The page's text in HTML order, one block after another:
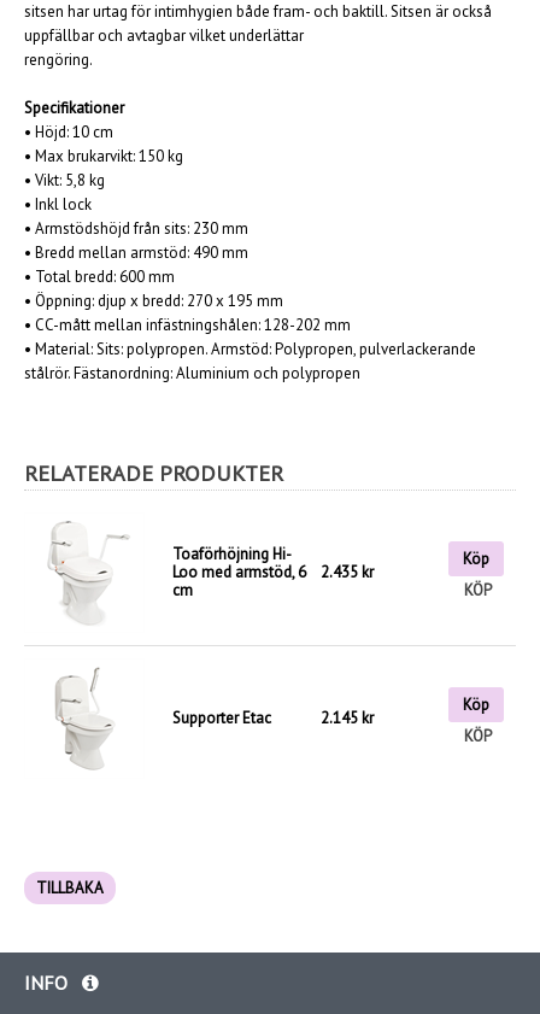
sitsen har urtag för intimhygien både fram- och baktill. Sitsen är också
uppfällbar och avtagbar vilket underlättar
rengöring.
Specifikationer
• Höjd: 10 cm
• Max brukarvikt: 150 kg
• Vikt: 5,8 kg
• Inkl lock
• Armstödshöjd från sits: 230 mm
• Bredd mellan armstöd: 490 mm
• Total bredd: 600 mm
• Öppning: djup x bredd: 270 x 195 mm
• CC-mått mellan infästningshålen:128-202 mm
• Material: Sits: polypropen. Armstöd: Polypropen, pulverlackerande
stålrör. Fästanordning: Aluminium och polypropen
RELATERADE PRODUKTER
Toaförhöjning Hi-
Loo med armstöd, 6
cm
2.435 kr
Köp
KÖP
Supporter Etac 2.145 kr
Köp
KÖP
TILLBAKA
INFO